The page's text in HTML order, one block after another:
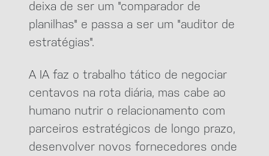
deixa de ser um "comparador de
planilhas" e passa a ser um "auditor de
estratégias".
A IA faz o trabalho tático de negociar
centavos na rota diária, mas cabe ao
humano nutrir o relacionamento com
parceiros estratégicos de longo prazo,
desenvolver novos fornecedores onde